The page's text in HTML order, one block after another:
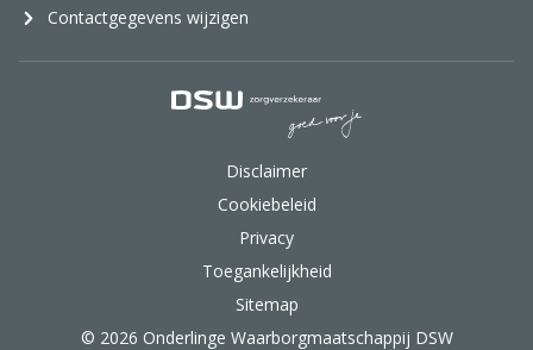
Contactgegevens wijzigen
Disclaimer
Cookiebeleid
Privacy
Toegankelijkheid
Sitemap
© 2026 Onderlinge Waarborgmaatschappij DSW